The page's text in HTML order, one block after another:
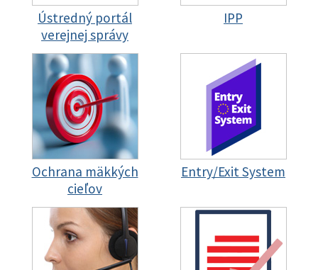
Ústredný portál
verejnej správy
IPP
Ochrana mäkkých
cieľov
Entry/Exit System